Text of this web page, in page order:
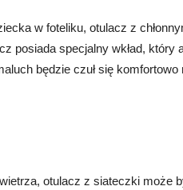
w foteliku, otulacz z
posiada specjalny wkład, który
będzie czuł się komfortowo
otulacz z siateczki może